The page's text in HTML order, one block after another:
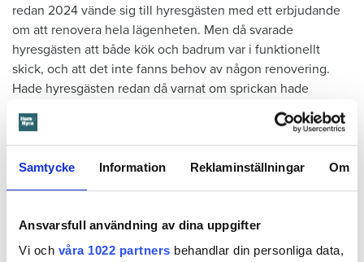
Samtycke Information Reklaminställningar Om
Ansvarsfull användning av dina uppgifter
Vi och våra 1022 partners behandlar din personliga data,
redan 2024 vände sig till hyresgästen med ett erbjudande
om att renovera hela lägenheten. Men då svarade
hyresgästen att både kök och badrum var i funktionellt
skick, och att det inte fanns behov av någon renovering.
Hade hyresgästen redan då varnat om sprickan hade
skadorna inte blivit lika omfattande och dyra att åtgärda,
menar värden.
Hyresnämnden gick på värdens linje och beslutade att
kontraktet skulle upphöra från sista januari 2026.
som den var och satt där den satt ha insett att den kunde